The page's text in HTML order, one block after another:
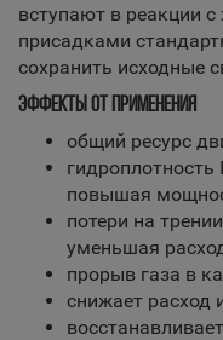
вступают в реакции
присадками
сохранить исходные
ЭФФЕКТЫ ОТ ПРИМЕНЕНИЯ
общий ресурс
гидроплотность
повышая
потери на
уменьшая
прорыв газа в
снижает расход